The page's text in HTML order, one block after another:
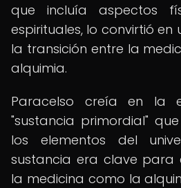
que incluía aspectos
espirituales, lo convirtió
la transición entre la
alquimia.
Paracelso creía en la
"sustancia primordial"
los elementos del
sustancia era clave para
la medicina como la